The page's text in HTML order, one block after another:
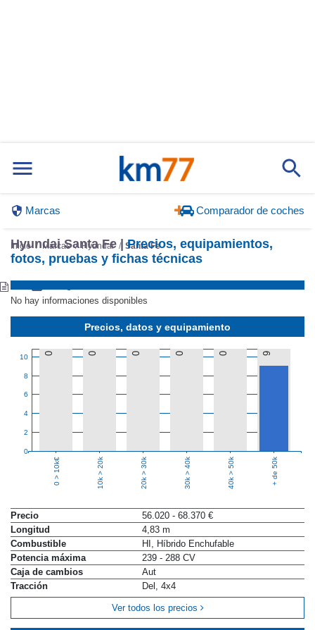
Marcas Comparador de coches
Inicio Marcas Hyundai Santa Fe
Hyundai Santa Fe |Precios, equipamientos,
fotos, pruebas y fichas técnicas
Precios, datos y equipamiento
0
2
4
6
8
10 0 0 0 0 0 9
0 > 10k€ 10k > 20k 20k > 30k 30k > 40k 40k > 50k + de 50k
Precio
56.020 - 68.370 €
Longitud
4,83 m
Combustible
HI, Híbrido Enchufable
Potencia máxima
239 - 288 CV
Caja de cambios
Aut
Tracción
Del, 4x4
Ver todos los precios
No hay informaciones disponibles